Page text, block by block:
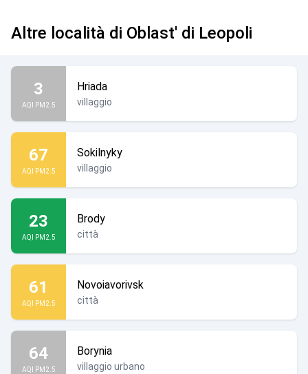
Altre località di Oblast' di Leopoli
3
AQI PM2.5
Hriada
villaggio
67
AQI PM2.5
Sokilnyky
villaggio
23
AQI PM2.5
Brody
città
61
AQI PM2.5
Novoiavorivsk
città
64
AQI PM2.5
Borynia
villaggio urbano